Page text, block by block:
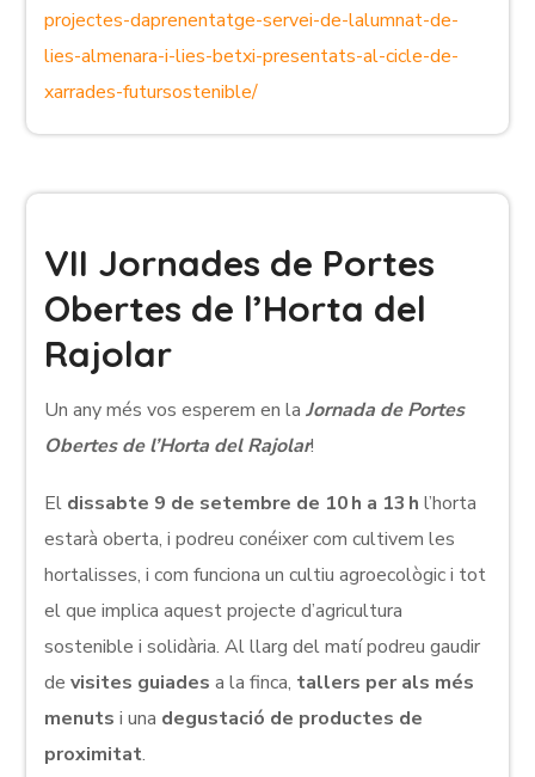
projectes-daprenentatge-servei-de-lalumnat-de-
lies-almenara-i-lies-betxi-presentats-al-cicle-de-
xarrades-futursostenible/
VII Jornades de Portes
Obertes de l’Horta del
Rajolar
Un any més vos esperem en laJornada de Portes
Obertes de l’Horta del Rajolar!
El dissabte 9 de setembre de 10 h a 13 h l’horta
estarà oberta, i podreu conéixer com cultivem les
hortalisses, i com funciona un cultiu agroecològic i tot
el que implica aquest projecte d’agricultura
sostenible i solidària. Al llarg del matí podreu gaudir
de visites guiadesa la finca, tallers per als més
menuts i una degustació de productes de
proximitat.